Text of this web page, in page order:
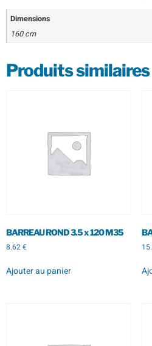
Dimensions
160 cm
Produits similaires
BARREAU ROND 3.5 x 120 M35
8.62€
Ajouter au panier